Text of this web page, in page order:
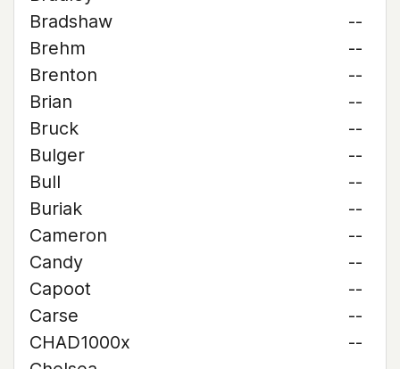
Bradshaw
--
Brehm
--
Brenton
--
Brian
--
Bruck
--
Bulger
--
Bull
--
Buriak
--
Cameron
--
Candy
--
Capoot
--
Carse
--
CHAD1000x
--